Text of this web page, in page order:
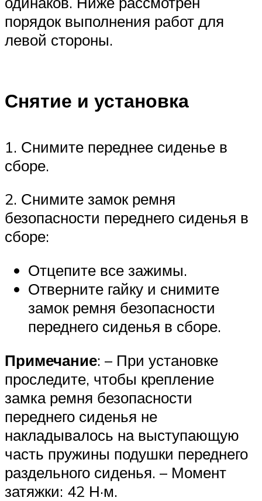
порядок выполнения работ для
левой стороны.
Снятие и установка
1. Снимите переднее сиденье в
сборе.
2. Снимите замок ремня
безопасности переднего сиденья в
сборе:
Отцепите все зажимы.
Отверните гайку и снимите
замок ремня безопасности
переднего сиденья в сборе.
Примечание: – При установке
проследите, чтобы крепление
замка ремня безопасности
переднего сиденья не
накладывалось на выступающую
часть пружины подушки переднего
раздельного сиденья. – Момент
затяжки: 42 Н·м.